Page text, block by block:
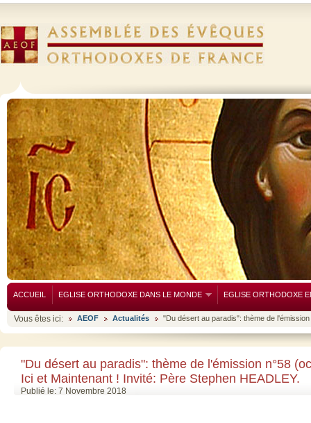
ACCUEIL EGLISE ORTHODOXE DANS LE MONDE EGLISE ORTHODOXE
Vous êtes ici: AEOF Actualités "Du désert au paradis": thème de
"Du désert au paradis": thème de l'émission n°58
Ici et Maintenant ! Invité: Père Stephen HEADLEY.
Publié le: 7 Novembre 2018